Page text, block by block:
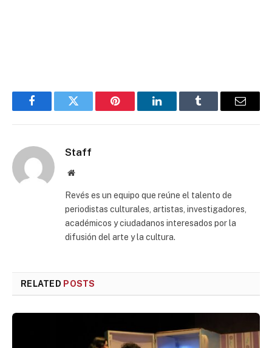
FacebookTwitter Pinterest LinkedInTumblr Email
Staff
Website
Revés es un equipo que reúne el talento de
periodistas culturales, artistas, investigadores,
académicos y ciudadanos interesados por la
difusión del arte y la cultura.
RELATED POSTS